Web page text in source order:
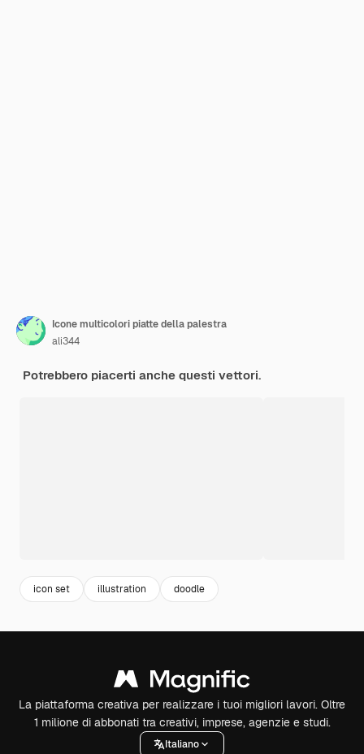
Icone multicolori piatte della palestra
ali344
Potrebbero piacerti anche questi vettori.
icon set illustration doodle
La piattaforma creativa per realizzare i tuoi migliori lavori. Oltre
1 milione di abbonati tra creativi, imprese, agenzie e studi.
Italiano